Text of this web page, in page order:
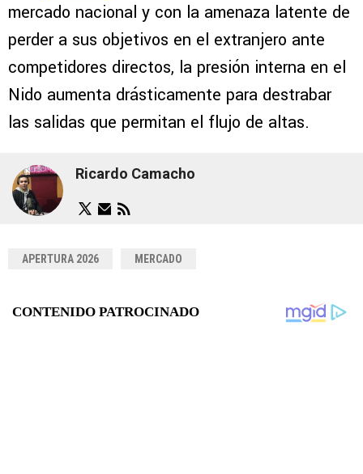
mercado nacional y con la amenaza latente de
perder a sus objetivos en el extranjero ante
competidores directos, la presión interna en el
Nido aumenta drásticamente para destrabar
las salidas que permitan el flujo de altas.
Ricardo Camacho
APERTURA 2026 MERCADO